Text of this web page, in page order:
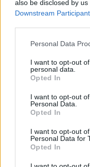
also be disclosed by
Downstream
Please note that this
not limited to your visit
grant or deny consent
use your data for
consent section.
Personal Data
I want to opt-out
personal data.
Opted In
I want to opt-out
Personal Data.
Opted In
I want to opt-out
Personal Data for
Opted In
Ennek oka, hogy a
dolgozikaz első
(haha) posztban. A
nem sokkal később
az 1999-es klasszikus
vagy harci
zongorafeladvány